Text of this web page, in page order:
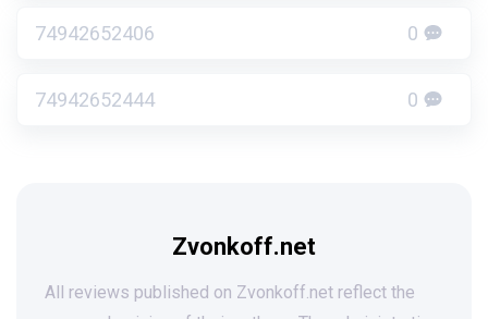
74942652406 0
74942652444 0
Zvonkoff.net
All reviews published on Zvonkoff.net reflect the